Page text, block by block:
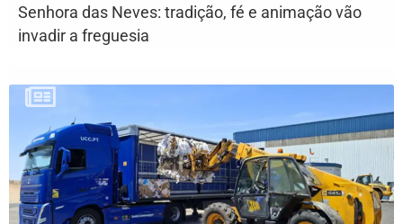
Senhora das Neves: tradição, fé e animação vão
invadir a freguesia